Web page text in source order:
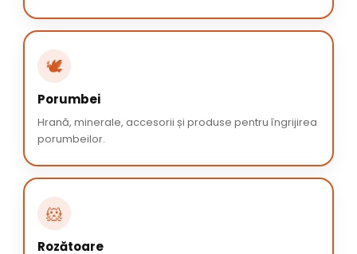
🕊️
Porumbei
Hrană, minerale, accesorii și produse pentru îngrijirea
porumbeilor.
🐹
Rozătoare